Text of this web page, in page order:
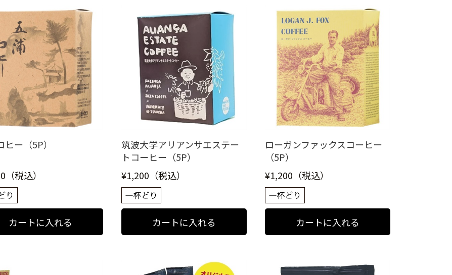
ヒー（5P）
（税込）
筑波大学アリアンサエステー
トコーヒー（5P）
¥1,200（税込）
ローガンファックスコーヒー
（5P）
¥1,200（税込）